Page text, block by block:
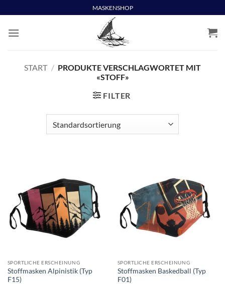
to
content
MASKENSHOP
START / PRODUKTE VERSCHLAGWORTET MIT
«STOFF»
FILTER
SPORTLICHE ERSCHEINUNG
Stoffmasken Alpinistik (Typ
F15)
SPORTLICHE ERSCHEINUNG
Stoffmasken Baskedball (Typ
F01)